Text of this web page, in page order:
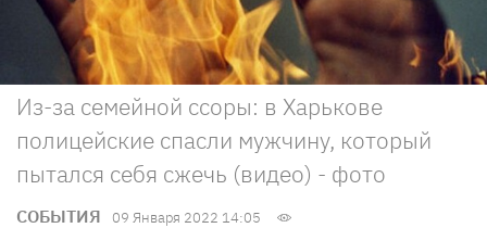
Из-за семейной ссоры: в Харькове
полицейские спасли мужчину, который
пытался себя сжечь (видео) - фото
СОБЫТИЯ 09 Января 2022 14:05